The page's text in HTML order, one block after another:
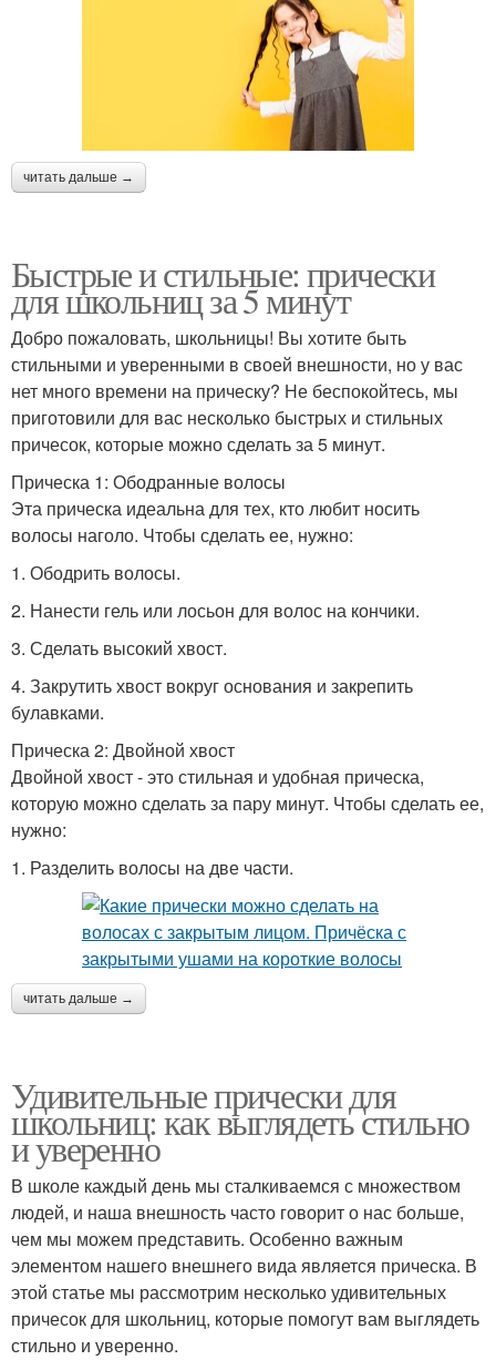
читать дальше →
Быстрые и стильные: прически
для школьниц за 5 минут
Добро пожаловать, школьницы! Вы хотите быть
стильными и уверенными в своей внешности, но у вас
нет много времени на прическу? Не беспокойтесь, мы
приготовили для вас несколько быстрых и стильных
причесок, которые можно сделать за 5 минут.
Прическа 1: Ободранные волосы
Эта прическа идеальна для тех, кто любит носить
волосы наголо. Чтобы сделать ее, нужно:
1. Ободрить волосы.
2. Нанести гель или лосьон для волос на кончики.
3. Сделать высокий хвост.
4. Закрутить хвост вокруг основания и закрепить
булавками.
Прическа 2: Двойной хвост
Двойной хвост - это стильная и удобная прическа,
которую можно сделать за пару минут. Чтобы сделать ее,
нужно:
1. Разделить волосы на две части.
читать дальше →
Удивительные прически для
школьниц: как выглядеть стильно
и уверенно
В школе каждый день мы сталкиваемся с множеством
людей, и наша внешность часто говорит о нас больше,
чем мы можем представить. Особенно важным
элементом нашего внешнего вида является прическа. В
этой статье мы рассмотрим несколько удивительных
причесок для школьниц, которые помогут вам выглядеть
стильно и уверенно.